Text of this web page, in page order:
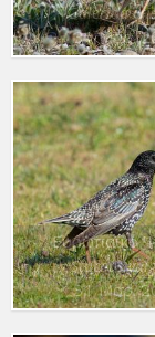
Galerida
31 Μαρ.
Ευρωπαϊκό
Sturnus
31 Μαρ.